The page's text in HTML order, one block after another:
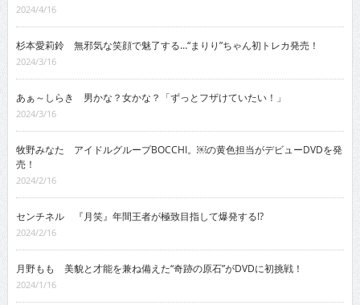
2024/4/16
杉本愛莉鈴 無邪気な笑顔で魅了する…“まりり”ちゃん初トレカ発売！
2024/3/16
あぁ～しらき 男かな？女かな？「ずっとフザけていたい！」
2024/3/16
牧野みなた アイドルグループBOCCHI。￼の黄色担当がデビューDVDを発
売！
2024/2/16
センチネル 『月笑』年間王者が極致目指して爆発する!?
2024/2/16
月野もも 美貌と才能を兼ね備えた“奇跡の原石”がDVDに初挑戦！
2024/1/16